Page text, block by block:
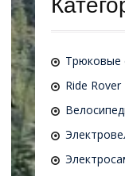
Трюковые
Ride Rover